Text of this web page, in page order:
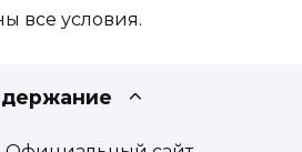
все условия.